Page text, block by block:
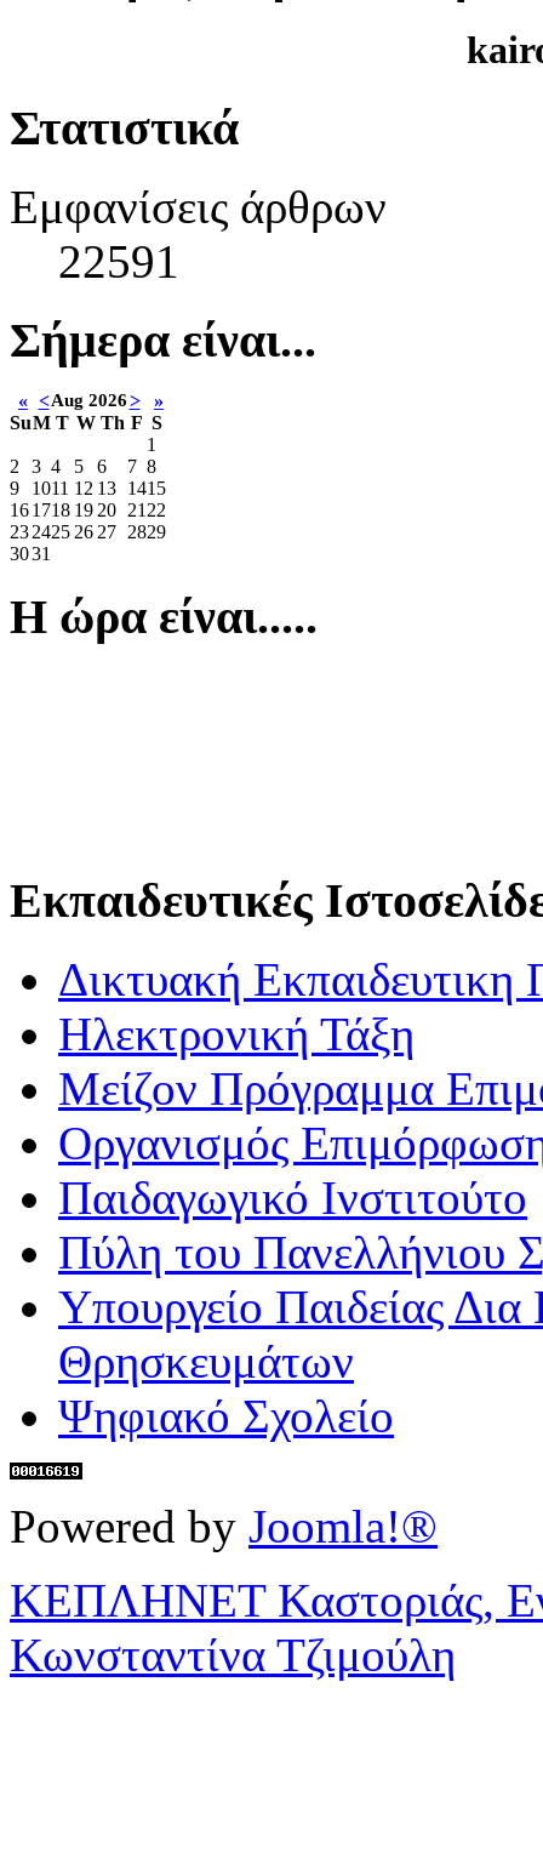
Στατιστικά
Εμφανίσεις άρθρων
22591
Σήμερα είναι...
« <Aug 2026>
»
SuM T W Th F S
1
2
3 4 5 6 7 8
9
1011 12 13 1415
161718 19 20 21 22
232425 26 27 2829
3031
Η ώρα είναι.....
Εκπαιδευτικές
Δικτυακή
Ηλεκτρονική Τάξη
Μείζον Πρόγραμμα
Οργανισμός
Παιδαγωγικό Ινστιτούτο
Πύλη του Πανελλήνιου
Υπουργείο Παιδείας
Θρησκευμάτων
Ψηφιακό Σχολείο
Powered by Joomla!®
ΚΕΠΛΗΝΕΤ Καστοριάς,
Κωνσταντίνα Τζιμούλη